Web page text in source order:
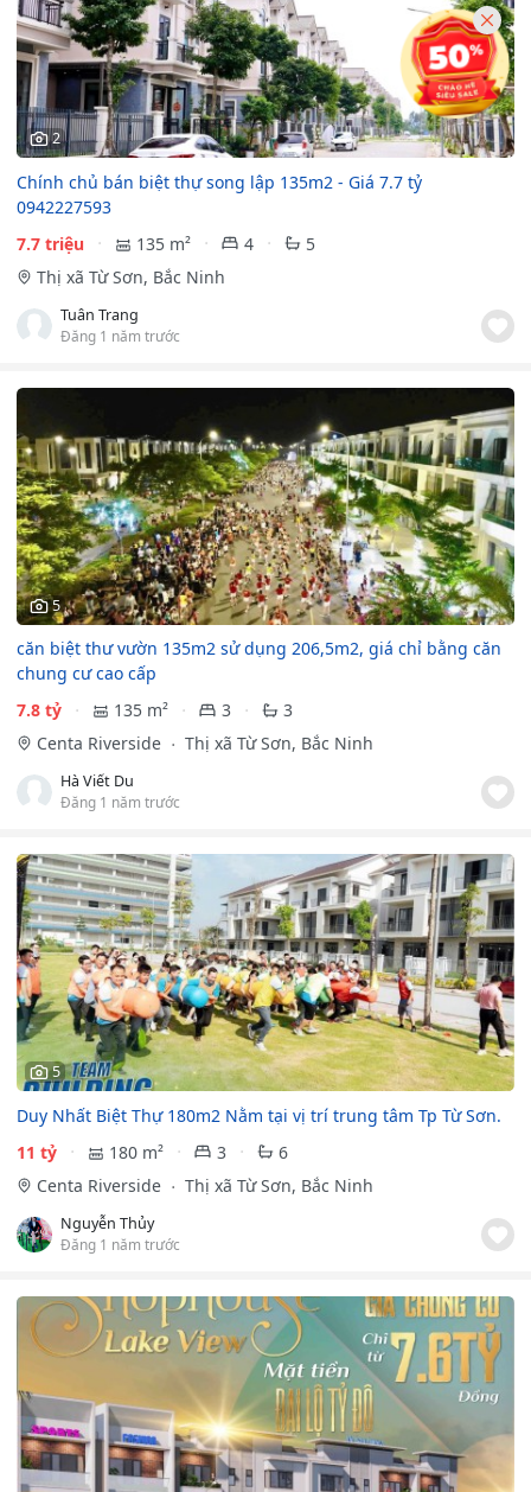
2
Chính chủ bán biệt thự song lập 135m2 - Giá 7.7 tỷ
0942227593
7.7 triệu
135 m² 4
5
Thị xã Từ Sơn, Bắc Ninh
Tuân Trang
Đăng 1 năm trước
5
căn biệt thư vườn 135m2 sử dụng 206,5m2, giá chỉ bằng căn
chung cư cao cấp
7.8 tỷ
135 m² 3
3
Centa Riverside
Thị xã Từ Sơn, Bắc Ninh
Hà Viết Du
Đăng 1 năm trước
5
Duy Nhất Biệt Thự 180m2 Nằm tại vị trí trung tâm Tp Từ Sơn.
11 tỷ
180 m² 3
6
Centa Riverside
Thị xã Từ Sơn, Bắc Ninh
Nguyễn Thủy
Đăng 1 năm trước